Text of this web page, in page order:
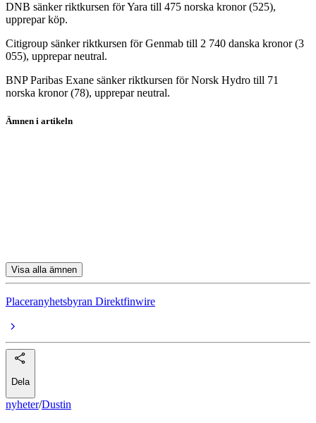
DNB sänker riktkursen för Yara till 475 norska kronor (525),
upprepar köp.
Citigroup sänker riktkursen för Genmab till 2 740 danska kronor (3
055), upprepar neutral.
BNP Paribas Exane sänker riktkursen för Norsk Hydro till 71
norska kronor (78), upprepar neutral.
Ämnen i artikeln
Visa alla ämnen
Placeranyhetsbyran Direktfinwire
Dela
nyheter/Dustin